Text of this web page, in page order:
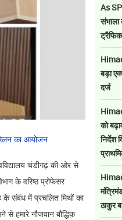
का आयोजन
चंडीगढ़ की ओर से
के वरिष्ठ प्रोफेसर
के संबंध में प्रचलित मिथों का
हमारे नौजवान बौद्धिक
As
संभाला
ट्रैफिक
बड़ा
दर्ज
को
निर्देश
ठाकुर